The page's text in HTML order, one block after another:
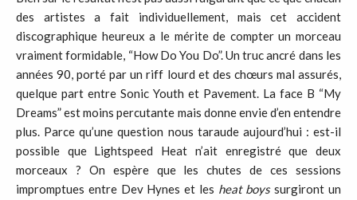
des artistes a fait individuellement, mais cet accident
discographique heureux a le mérite de compter un morceau
vraiment formidable, “How Do You Do”. Un truc ancré dans les
années 90, porté par un riff lourd et des chœurs mal assurés,
quelque part entre Sonic Youth et Pavement. La face B “My
Dreams” est moins percutante mais donne envie d’en entendre
plus. Parce qu’une question nous taraude aujourd’hui : est-il
possible que Lightspeed Heat n’ait enregistré que deux
morceaux ? On espère que les chutes de ces sessions
impromptues entre Dev Hynes et les heat boyssurgiront un